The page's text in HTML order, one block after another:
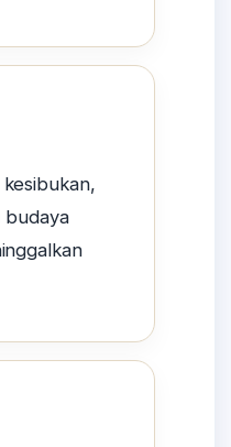
budaya